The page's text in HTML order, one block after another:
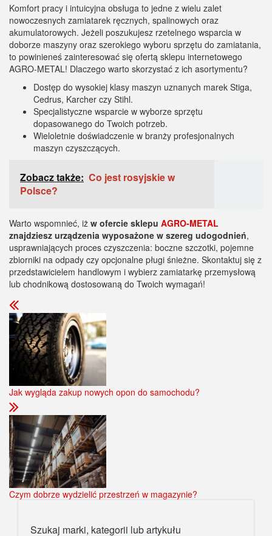
Dostęp do wysokiej klasy maszyn uznanych marek Stiga,
Cedrus, Karcher czy Stihl.
Specjalistyczne wsparcie w wyborze sprzętu
dopasowanego do Twoich potrzeb.
Wieloletnie doświadczenie w branży profesjonalnych
maszyn czyszczących.
Zobacz także: Co jest rosyjskie w
Polsce?
Warto wspomnieć, iżw ofercie sklepu
AGRO-METAL
znajdziesz urządzenia wyposażone w szereg udogodnień
zbiorniki na odpady czy opcjonalne pługi śnieżne. Skontaktuj się z
przedstawicielem handlowym i wybierz zamiatarkę przemysłową
Jak wygląda zakup nowych opon do samochodu?
Czym dobrze wydzielić przestrzeń w magazynie?
Szukaj marki, kategorii lub artykułu
Szukaj: